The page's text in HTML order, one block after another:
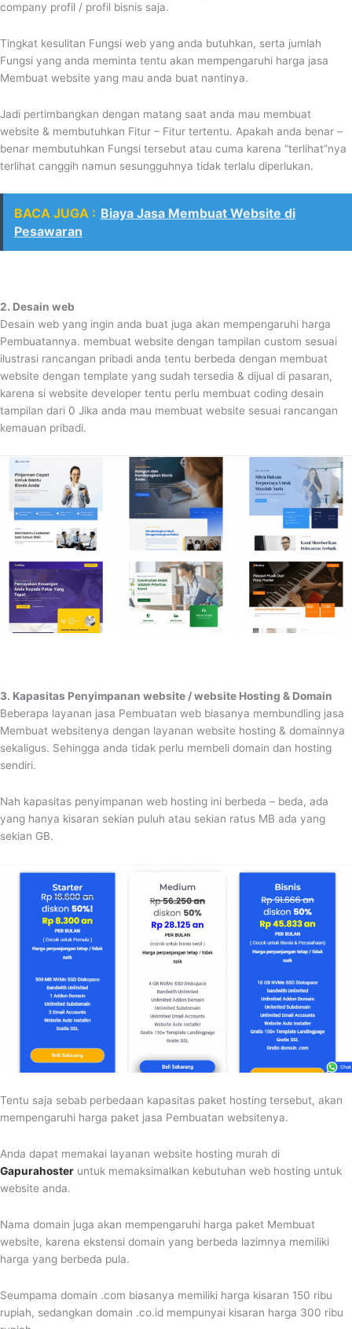
company profil / profil bisnis saja.
Tingkat kesulitan Fungsi web yang anda butuhkan, serta jumlah
Fungsi yang anda meminta tentu akan mempengaruhi harga jasa
Membuat website yang mau anda buat nantinya.
Jadi pertimbangkan dengan matang saat anda mau membuat
website & membutuhkan Fitur – Fitur tertentu. Apakah anda benar –
benar membutuhkan Fungsi tersebut atau cuma karena “terlihat”nya
terlihat canggih namun sesungguhnya tidak terlalu diperlukan.
BACA JUGA : Biaya Jasa Membuat Website di
Pesawaran
2. Desain web
Desain web yang ingin anda buat juga akan mempengaruhi harga
Pembuatannya. membuat website dengan tampilan custom sesuai
ilustrasi rancangan pribadi anda tentu berbeda dengan membuat
website dengan template yang sudah tersedia & dijual di pasaran,
karena si website developer tentu perlu membuat coding desain
tampilan dari 0 Jika anda mau membuat website sesuai rancangan
kemauan pribadi.
3. Kapasitas Penyimpanan website / website Hosting & Domain
Beberapa layanan jasa Pembuatan web biasanya membundling jasa
Membuat websitenya dengan layanan website hosting & domainnya
sekaligus. Sehingga anda tidak perlu membeli domain dan hosting
sendiri.
Nah kapasitas penyimpanan web hosting ini berbeda – beda, ada
yang hanya kisaran sekian puluh atau sekian ratus MB ada yang
sekian GB.
Tentu saja sebab perbedaan kapasitas paket hosting tersebut, akan
mempengaruhi harga paket jasa Pembuatan websitenya.
Anda dapat memakai layanan website hosting murah di
Gapurahoster untuk memaksimalkan kebutuhan web hosting untuk
website anda.
Nama domain juga akan mempengaruhi harga paket Membuat
website, karena ekstensi domain yang berbeda lazimnya memiliki
harga yang berbeda pula.
Seumpama domain .com biasanya memiliki harga kisaran 150 ribu
rupiah, sedangkan domain .co.id mempunyai kisaran harga 300 ribu